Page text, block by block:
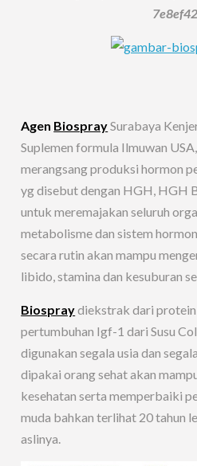
Agen BiospraySurabaya
Suplemen formula Ilmuwan
merangsang produksi hormon
yg disebut dengan HGH, HGH
untuk meremajakan seluruh
metabolisme dan sistem
secara rutin akan mampu
libido, stamina dan kesuburan
Biospraydiekstrak dari
pertumbuhan Igf-1 dari Susu
digunakan segala usia dan
dipakai orang sehat akan
kesehatan serta memperbaiki
muda bahkan terlihat 20 tahun
aslinya.